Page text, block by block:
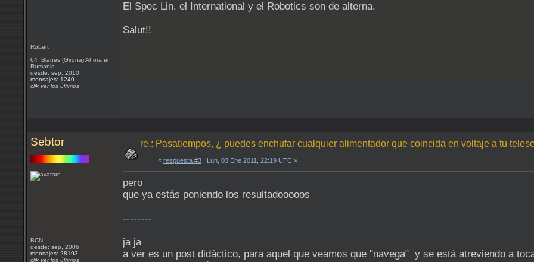
Robert
64 Blanes (Girona) Ahora en
Rumania.
desde: sep, 2010
mensajes: 1240
clik ver los últimos
El Spec Lin, el International y el Robotics son de alterna.
Salut!!
Sebtor
BCN
desde: sep, 2006
mensajes: 28193
clik ver los últimos
re.: Pasatiempos, ¿ puedes enchufar cualquier alimentador que coincida en voltaje a tu
« respuesta #3 : Lun, 03 Ene 2011, 22:19 UTC »
pero
que ya estás poniendo los resultadooooos
--------
ja ja
a ver es un post didáctico, para aquel que veamos que "navega" y se está atreviendo a